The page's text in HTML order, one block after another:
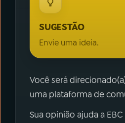
SUGESTÃO
Envie uma ideia.
Você será
uma plataforma de
Sua opinião ajuda a